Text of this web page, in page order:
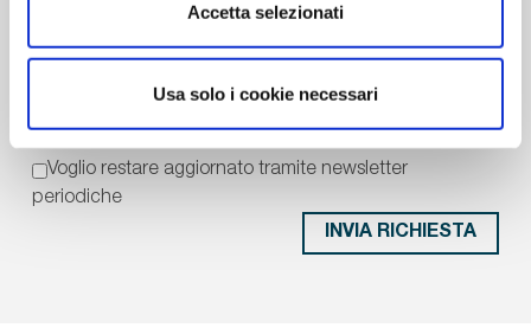
Accetta selezionati
Usa solo i cookie necessari
Voglio restare aggiornato tramite newsletter
periodiche